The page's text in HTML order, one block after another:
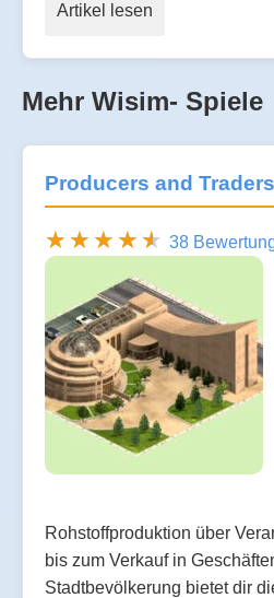
Artikel lesen
Mehr Wisim- Spiele
Producers and Traders
38
Rohstoffproduktion über
bis zum Verkauf in
Stadtbevölkerung bietet dir